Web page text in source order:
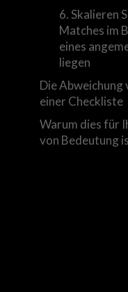
6. Skalieren
Matches im
eines
liegen
Die Abweichung
einer Checkliste
Warum dies für
von Bedeutung